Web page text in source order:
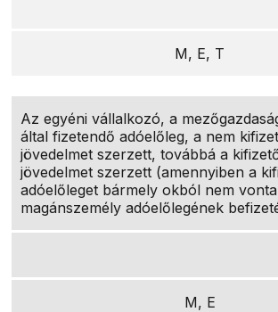
M, E, T
Az egyéni vállalkozó, a
által fizetendő adóelőleg, a nem
jövedelmet szerzett, továbbá a
jövedelmet szerzett (amennyiben a
adóelőleget bármely okból nem
magánszemély adóelőlegének
M, E